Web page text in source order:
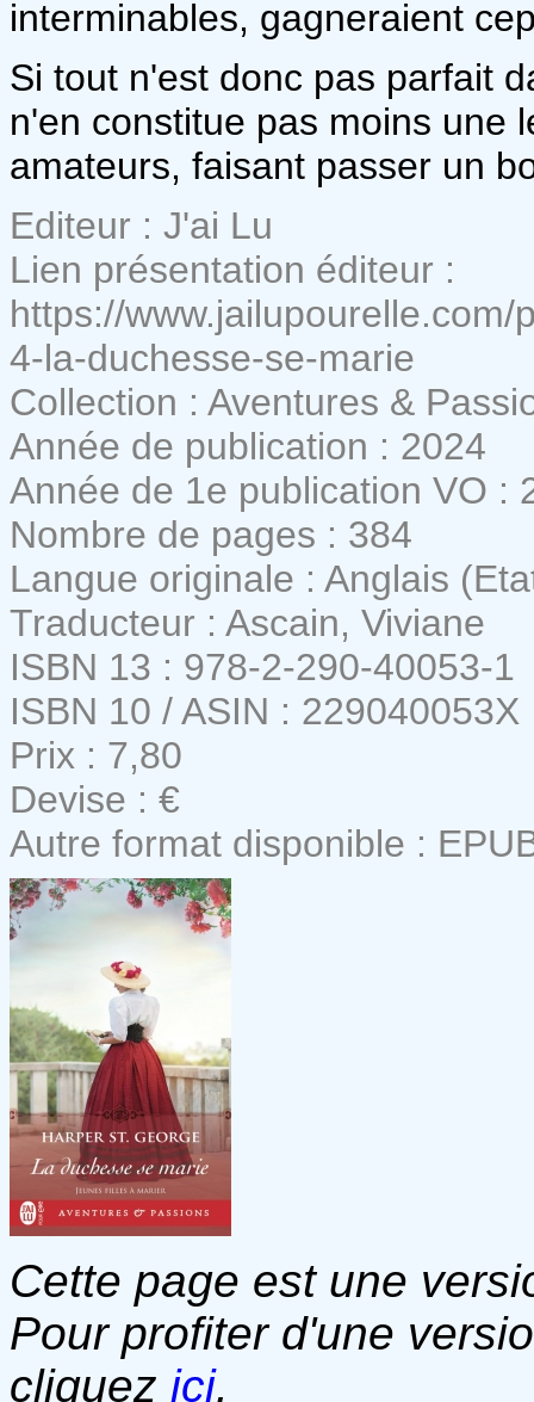
interminables, gagneraient
Si tout n'est donc pas parfait
n'en constitue pas moins une
amateurs, faisant passer un
Editeur : J'ai Lu
Lien présentation éditeur :
https://
4-la-duchesse-se-marie
Collection : Aventures &
Année de publication : 2024
Année de 1e publication VO :
Nombre de pages : 384
Langue originale : Anglais
Traducteur : Ascain, Viviane
ISBN 13 : 978-2-290-40053-1
ISBN 10 / ASIN : 229040053X
Prix : 7,80
Devise : €
Autre format disponible :
Cette page est une
Pour profiter d'une
cliquez ici.